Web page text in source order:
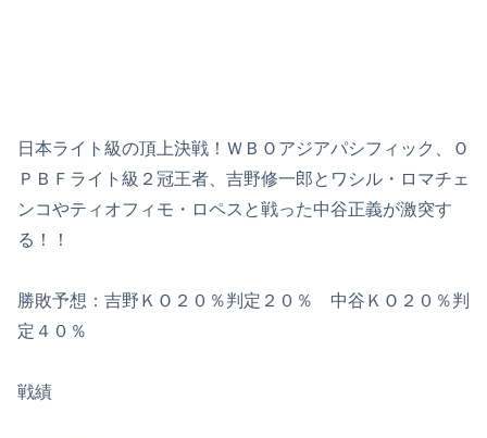
日本ライト級の頂上決戦！ＷＢＯアジアパシフィック、Ｏ
ＰＢＦライト級２冠王者、吉野修一郎とワシル・ロマチェ
ンコやティオフィモ・ロペスと戦った中谷正義が激突す
る！！
勝敗予想：吉野ＫＯ２０％判定２０％ 中谷ＫＯ２０％判
定４０％
戦績